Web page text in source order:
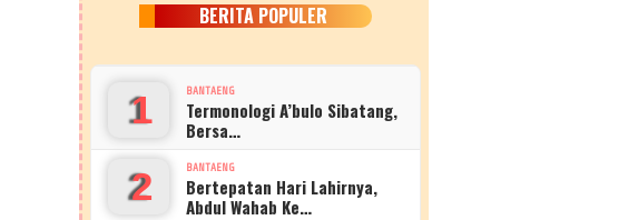
BERITA POPULER
1 BANTAENG
Termonologi A’bulo Sibatang,
Bersa…
2 BANTAENG
Bertepatan Hari Lahirnya,
Abdul Wahab Ke…